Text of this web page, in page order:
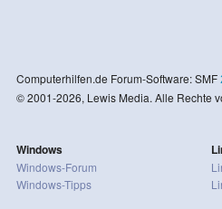
Computerhilfen.de Forum-Software: SMF
© 2001-2026, Lewis Media. Alle Rechte
Windows
Windows-Forum
Windows-Tipps